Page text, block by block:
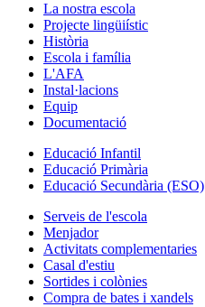
La nostra escola
Projecte lingüiístic
Història
Escola i família
L'AFA
Instal·lacions
Equip
Documentació
Educació Infantil
Educació Primària
Educació Secundària (ESO)
Serveis de l'escola
Menjador
Activitats complementaries
Casal d'estiu
Sortides i colònies
Compra de bates i xandels